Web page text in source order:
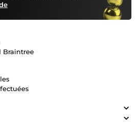
Braintree